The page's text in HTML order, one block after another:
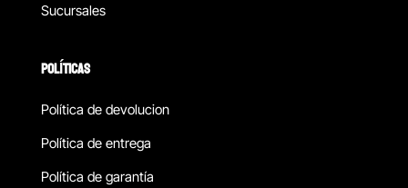
Sucursales
POLÍTICAS
Política de devolucion
Política de entrega
Política de garantía